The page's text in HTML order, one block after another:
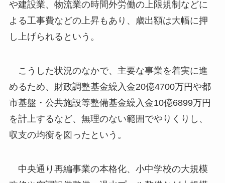
や建設業、物流業の時間外労働の上限規制などに
よる工事費などの上昇もあり、歳出額は大幅に押
し上げられるという。
こうした状況のなかで、主要な事業を着実に進
めるため、財政調整基金繰入金20億4700万円や都
市基盤・公共施設等整備基金繰入金10億6899万円
を計上するなど、無理のない範囲でやりくりし、
収支の均衡を図ったという。
中央通り再編事業の本格化、小中学校の大規模